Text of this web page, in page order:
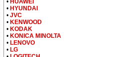
• HUAWEI
• HYUNDAI
• JVC
• KENWOOD
• KODAK
• KONICA MINOLTA
• LENOVO
• LG